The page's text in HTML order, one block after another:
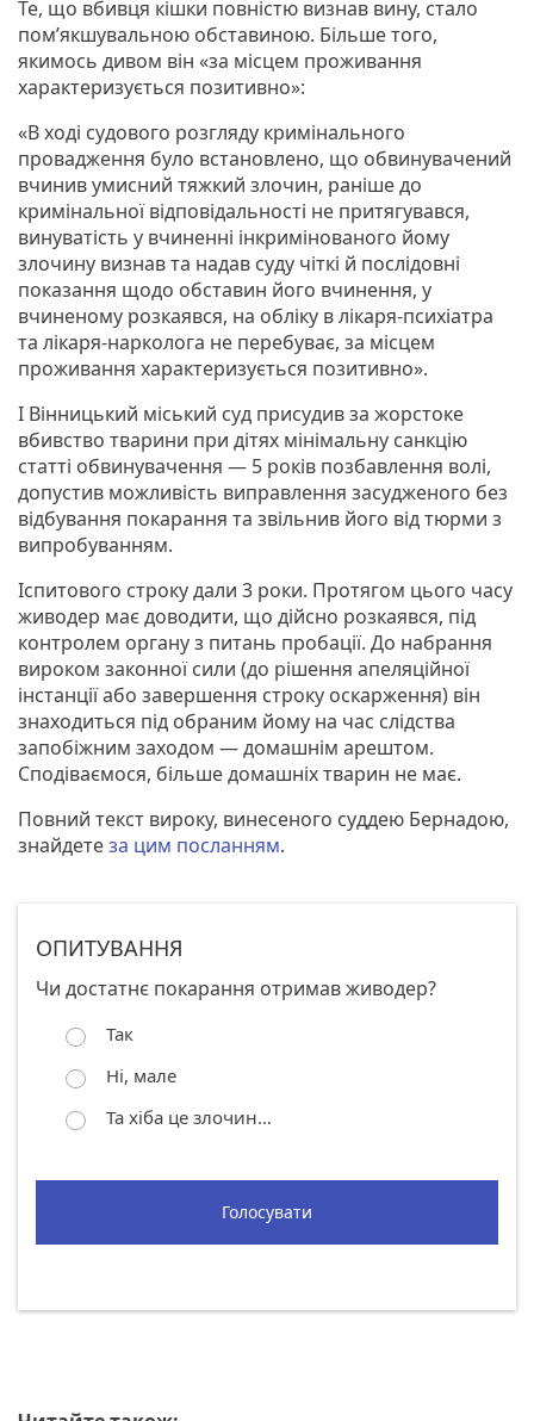
Те, що вбивця кішки повністю визнав вину, стало
пом’якшувальною обставиною. Більше того,
якимось дивом він «за місцем проживання
характеризується позитивно»:
«В ході судового розгляду кримінального
провадження було встановлено, що обвинувачений
вчинив умисний тяжкий злочин, раніше до
кримінальної відповідальності не притягувався,
винуватість у вчиненні інкримінованого йому
злочину визнав та надав суду чіткі й послідовні
показання щодо обставин його вчинення, у
вчиненому розкаявся, на обліку в лікаря-психіатра
та лікаря-нарколога не перебуває, за місцем
проживання характеризується позитивно».
І Вінницький міський суд присудив за жорстоке
вбивство тварини при дітях мінімальну санкцію
статті обвинувачення — 5 років позбавлення волі,
допустив можливість виправлення засудженого без
відбування покарання та звільнив його від тюрми з
випробуванням.
Іспитового строку дали 3 роки. Протягом цього часу
живодер має доводити, що дійсно розкаявся, під
контролем органу з питань пробації. До набрання
вироком законної сили (до рішення апеляційної
інстанції або завершення строку оскарження) він
знаходиться під обраним йому на час слідства
запобіжним заходом — домашнім арештом.
Сподіваємося, більше домашніх тварин не має.
Повний текст вироку, винесеного суддею Бернадою,
знайдетеза цим посланням.
ОПИТУВАННЯ
Чи достатнє покарання отримав живодер?
Так
Ні, мале
Та хіба це злочин…
Голосувати